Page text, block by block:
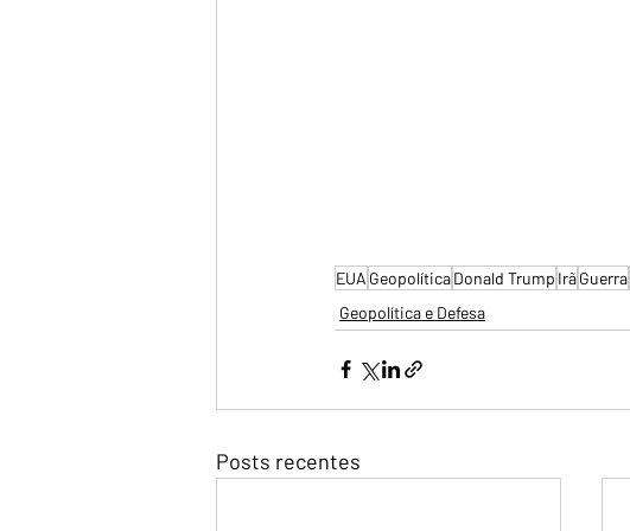
EUA GeopolíticaDonald Trump IrãGuerra
Geopolítica e Defesa
Posts recentes